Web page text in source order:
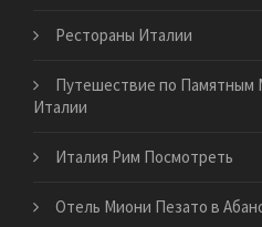
Рестораны Италии
Путешествие по Памятным
Италии
Италия Рим Посмотреть
Отель Миони Пезато в